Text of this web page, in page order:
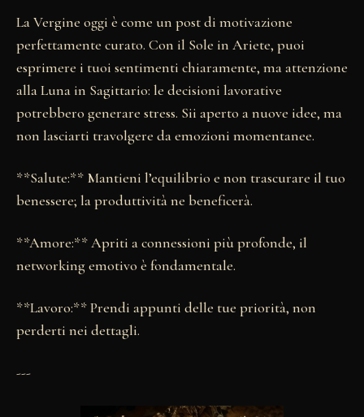
La Vergine oggi è come un post di motivazione
perfettamente curato. Con il Sole in Ariete, puoi
esprimere i tuoi sentimenti chiaramente, ma attenzione
alla Luna in Sagittario: le decisioni lavorative
potrebbero generare stress. Sii aperto a nuove idee, ma
non lasciarti travolgere da emozioni momentanee.
**Salute:** Mantieni l’equilibrio e non trascurare il tuo
benessere; la produttività ne beneficerà.
**Amore:** Apriti a connessioni più profonde, il
networking emotivo è fondamentale.
**Lavoro:** Prendi appunti delle tue priorità, non
perderti nei dettagli.
---